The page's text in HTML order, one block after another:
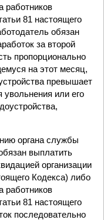
работников
81 настоящего
обязан
за второй
пропорционально
на этот месяц,
превышает
увольнения или его
органа службы
выплатить
организации
Кодекса) либо
работников
81 настоящего
последовательно